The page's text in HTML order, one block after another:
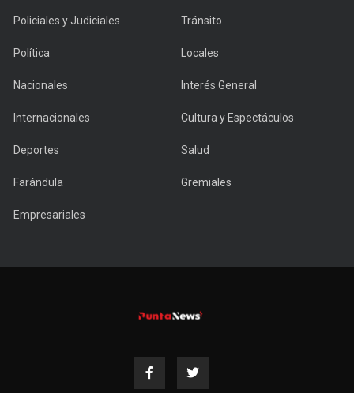
Policiales y Judiciales Tránsito
Política Locales
Nacionales Interés General
Internacionales Cultura y Espectáculos
Deportes Salud
Farándula Gremiales
Empresariales